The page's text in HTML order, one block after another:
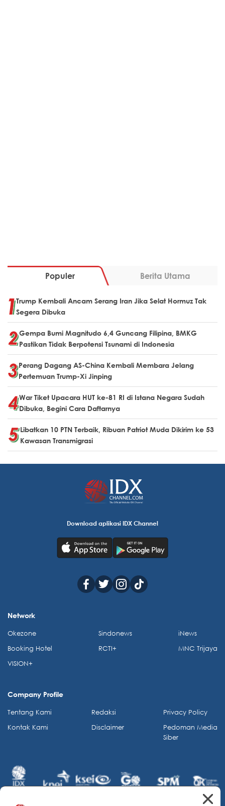
Populer Berita Utama
Trump Kembali Ancam Serang Iran Jika Selat Hormuz Tak
Segera Dibuka
Gempa Bumi Magnitudo 6,4 Guncang Filipina, BMKG
Pastikan Tidak Berpotensi Tsunami di Indonesia
Perang Dagang AS-China Kembali Membara Jelang
Pertemuan Trump-Xi Jinping
War Tiket Upacara HUT ke-81 RI di Istana Negara Sudah
Dibuka, Begini Cara Daftarnya
Libatkan 10 PTN Terbaik, Ribuan Patriot Muda Dikirim ke 53
Kawasan Transmigrasi
Download aplikasi IDX Channel
Network
Okezone
Booking Hotel
VISION+
Sindonews
RCTI+
iNews
MNC Trijaya
Company Profile
Tentang Kami
Kontak Kami
Redaksi
Disclaimer
Privacy Policy
Pedoman Media
Siber